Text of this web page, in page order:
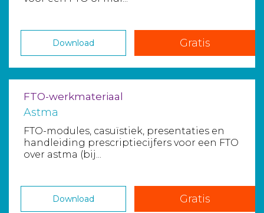
Download Gratis
FTO-werkmateriaal
Astma
FTO-modules, casuïstiek, presentaties en
handleiding prescriptiecijfers voor een FTO
over astma (bij...
Download Gratis